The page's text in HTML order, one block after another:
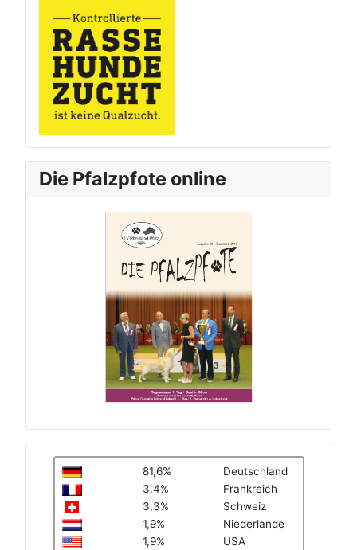
Die Pfalzpfote online
81,6%
Deutschland
3,4%
Frankreich
3,3%
Schweiz
1,9%
Niederlande
1,9%
USA